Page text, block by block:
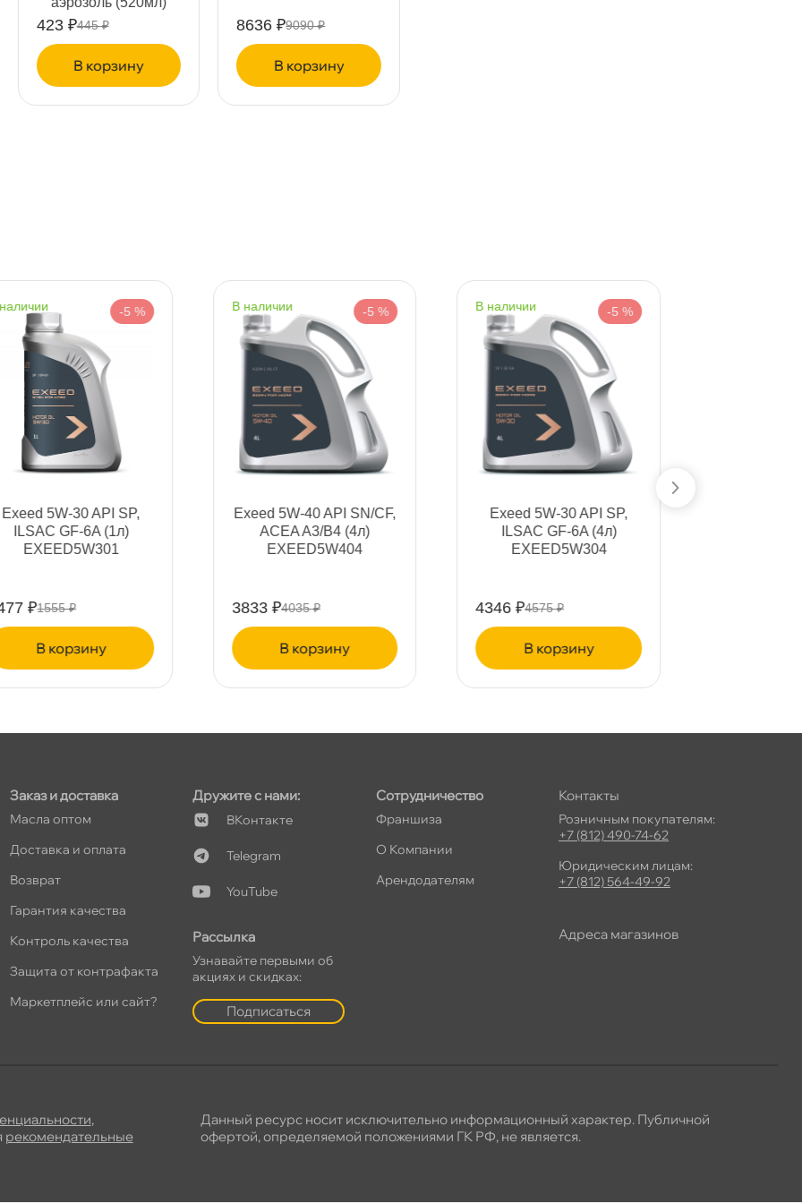
8636 ₽9090 ₽
корзину
380 ₽400 ₽
корзину
-5 %
Exeed 5W-40 API SN/CF,
ACEA A3/B4 (4л)
EXEED5W404
₽4035 ₽
корзину
наличии -5 %
Exeed 5W-30 API SP,
ILSAC GF-6A (4л)
EXEED5W304
4346 ₽4575 ₽
корзину
наличии -5 %
Exeed 0W-20 API SP,
ILSAC GF-6A (4л)
EXEED0W204
5320 ₽5600 ₽
корзину
Заказ и доставка
Масла оптом
Доставка и оплата
озврат
Гарантия качества
Контроль качества
Защита от контрафакта
Маркетплейс или сайт?
Дружите с нами:
Контакте
Telegram
YouTube
Рассылка
Узнавайте первыми о
акциях и скидках:
Подписаться
Сотрудничество
Франшиза
О Компании
Арендодателям
Контакты
Розничным покупателям:
+7 (812) 490-74-62
Юридическим лицам:
+7 (812) 564-49-92
Адреса магазино
,
рекомендательные
Данный ресурс носит исключительно информационный характер. Публичной
офертой, определяемой положениями ГК РФ, не является.